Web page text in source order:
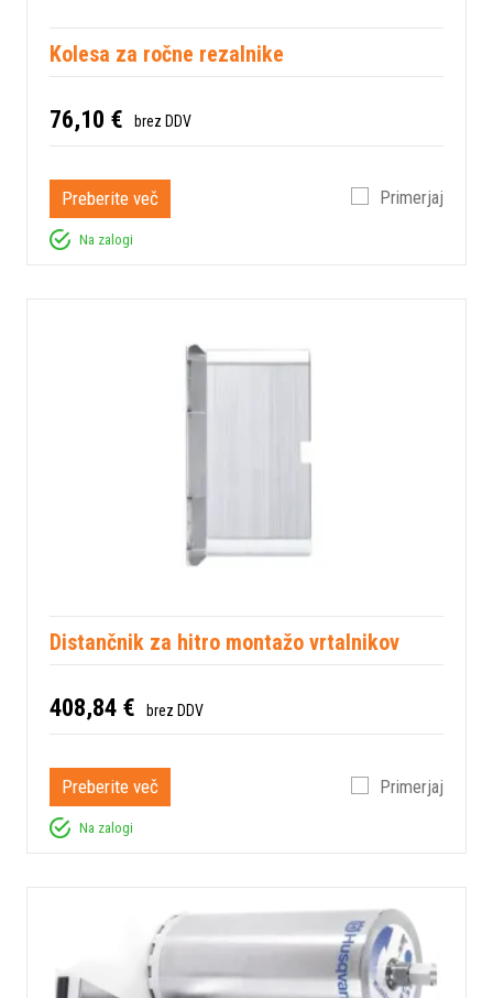
Kolesa za ročne rezalnike
76,10 € brez DDV
Preberite več Primerjaj
Na zalogi
Distančnik za hitro montažo vrtalnikov
408,84 € brez DDV
Preberite več Primerjaj
Na zalogi